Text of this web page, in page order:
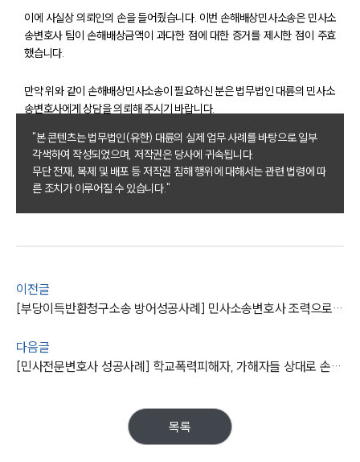
그룹소개
그룹소개
주요 업무사례
고객후기
이에 사실상 의뢰인의 손을 들어줬습니다. 이번 손해배상민사소송은 민사소
송변호사 팀이 손해배상금액이 과다한 점에 대한 증거를 제시한 점이 주효
했습니다.
만약 위와 같이 손해배상민사소송이 필요하신 분은 법무법인 대륜의 민사소
송변호사에게 상담을 의뢰해 주시기 바랍니다.
"본 콘텐츠는 법무법인(유한) 대륜의 실제 업무 사례를 바탕으로 일부
각색하여 작성되었으며, 저작권은 당사에 귀속됩니다.
무단 전재, 복제 및 배포 등 저작권 침해 행위에 대해서는 관련 법령에 따
른 조치가 이루어질 수 있습니다."
이전글
[부당이득반환청구소송 방어성공사례] 민사소송변호사 조력으로 부당이득 원고 청구 기각…소송비용 부담도
다음글
[민사전문변호사 성공사례] 학교폭력피해자, 가해자들 상대로 손해배상 청구해 승소
목록